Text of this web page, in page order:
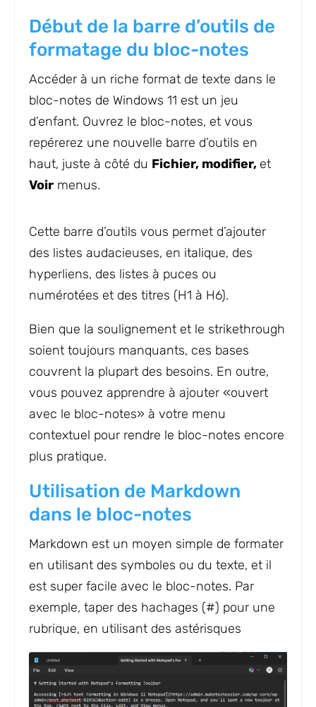
Début de la barre d’outils de
formatage du bloc-notes
Accéder à un riche format de texte dans le
bloc-notes de Windows 11 est un jeu
d’enfant. Ouvrez le bloc-notes, et vous
repérerez une nouvelle barre d’outils en
haut, juste à côté du Fichier, modifier, et
Voir menus.
Cette barre d’outils vous permet d’ajouter
des listes audacieuses, en italique, des
hyperliens, des listes à puces ou
numérotées et des titres (H1 à H6).
Bien que la soulignement et le strikethrough
soient toujours manquants, ces bases
couvrent la plupart des besoins. En outre,
vous pouvez apprendre à ajouter «ouvert
avec le bloc-notes» à votre menu
contextuel pour rendre le bloc-notes encore
plus pratique.
Utilisation de Markdown
dans le bloc-notes
Markdown est un moyen simple de formater
en utilisant des symboles ou du texte, et il
est super facile avec le bloc-notes. Par
exemple, taper des hachages (#) pour une
rubrique, en utilisant des astérisques